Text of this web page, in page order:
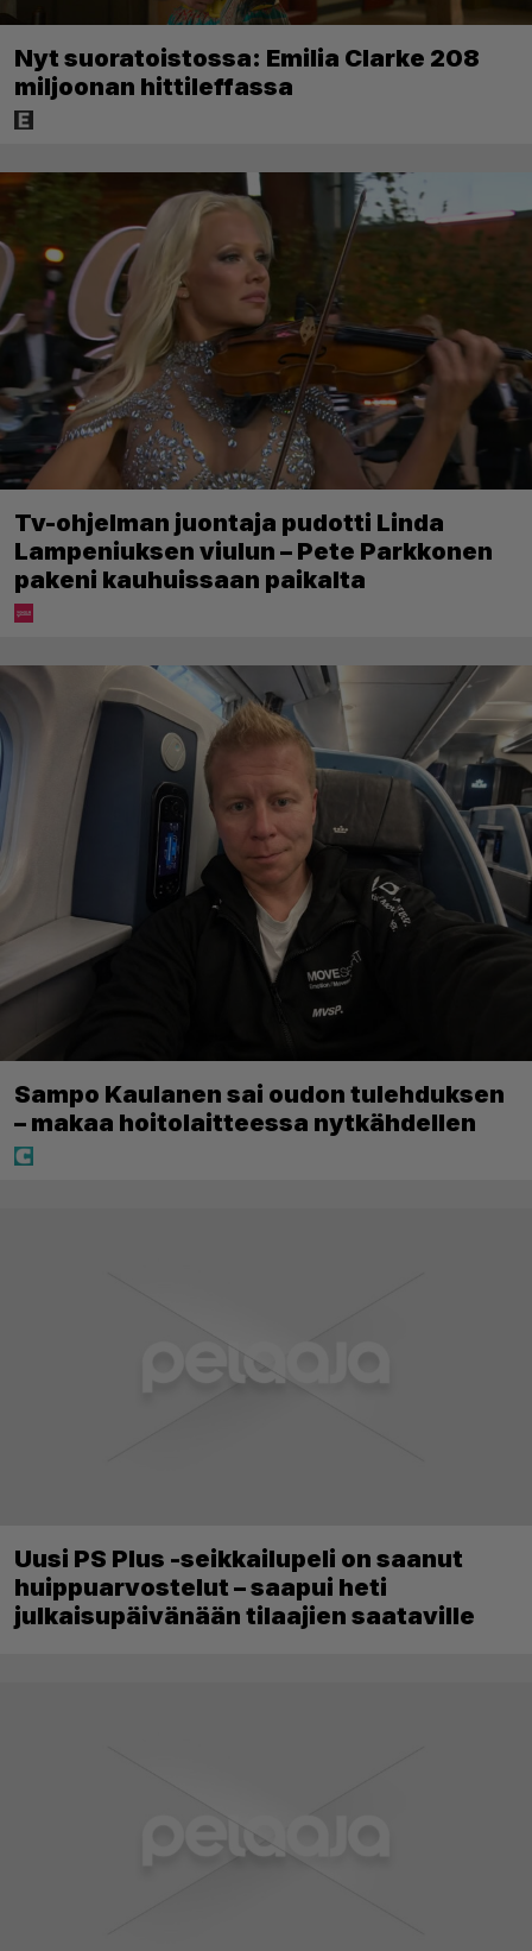
Nyt suoratoistossa: Emilia Clarke 208
miljoonan hittileffassa
Tv-ohjelman juontaja pudotti Linda
Lampeniuksen viulun – Pete Parkkonen
pakeni kauhuissaan paikalta
Sampo Kaulanen sai oudon tulehduksen
– makaa hoitolaitteessa nytkähdellen
Uusi PS Plus -seikkailupeli on saanut
huippuarvostelut – saapui heti
julkaisupäivänään tilaajien saataville